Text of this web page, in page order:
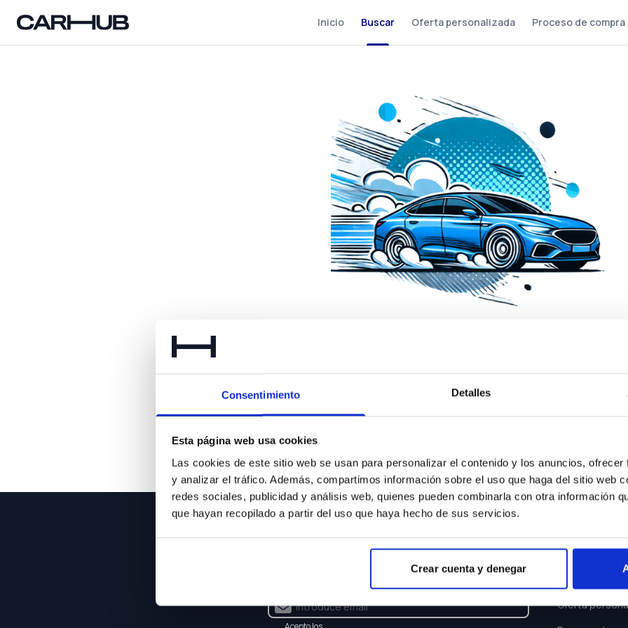
Consentimiento Detalles
Esta página web usa cookies
Las cookies de este sitio web se usan para personalizar el contenido y los anuncios,
y analizar el tráfico. Además, compartimos información sobre el uso que haga del sitio web
redes sociales, publicidad y análisis web, quienes pueden combinarla con otra información
que hayan recopilado a partir del uso que haya hecho de sus servicios.
Crear cuenta y denegar
Carhub Inicio Buscar Oferta personalizada Proceso de compra
Lo sentimos pero el coche que buscas ya no está
Suscríbete y recibe las últimas novedades y ofertas.
ENLACES
Oferta